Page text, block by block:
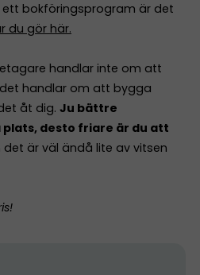
ett bokföringsprogram är det
du gör här.
handlar inte om att
handlar om att bygga
åt dig. Ju bättre
desto friare är du att
det är väl ändå lite av vitsen